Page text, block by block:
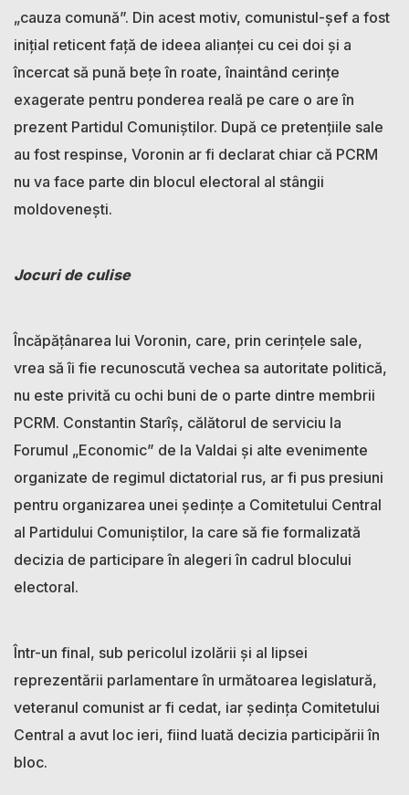
„cauza comună”. Din acest motiv, comunistul-șef a fost
inițial reticent față de ideea alianței cu cei doi și a
încercat să pună bețe în roate, înaintând cerințe
exagerate pentru ponderea reală pe care o are în
prezent Partidul Comuniștilor. După ce pretențiile sale
au fost respinse, Voronin ar fi declarat chiar că PCRM
nu va face parte din blocul electoral al stângii
moldovenești.
Jocuri de culise
Încăpățânarea lui Voronin, care, prin cerințele sale,
vrea să îi fie recunoscută vechea sa autoritate politică,
nu este privită cu ochi buni de o parte dintre membrii
PCRM. Constantin Starîș, călătorul de serviciu la
Forumul „Economic” de la Valdai și alte evenimente
organizate de regimul dictatorial rus, ar fi pus presiuni
pentru organizarea unei ședințe a Comitetului Central
al Partidului Comuniștilor, la care să fie formalizată
decizia de participare în alegeri în cadrul blocului
electoral.
Într-un final, sub pericolul izolării și al lipsei
reprezentării parlamentare în următoarea legislatură,
veteranul comunist ar fi cedat, iar ședința Comitetului
Central a avut loc ieri, fiind luată decizia participării în
bloc.